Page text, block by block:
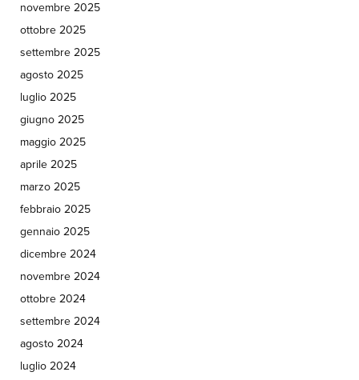
novembre 2025
ottobre 2025
settembre 2025
agosto 2025
luglio 2025
giugno 2025
maggio 2025
aprile 2025
marzo 2025
febbraio 2025
gennaio 2025
dicembre 2024
novembre 2024
ottobre 2024
settembre 2024
agosto 2024
luglio 2024